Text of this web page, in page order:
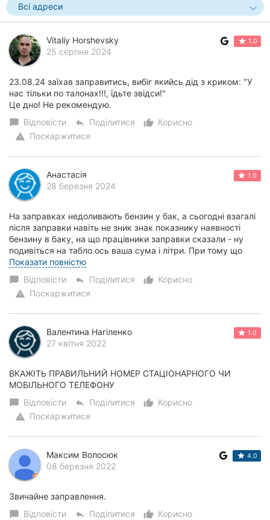
Всі адреси
Vitaliy Horshevsky
25 серпня 2024
1.0
23.08.24 заїхав заправитись, вибіг якийсь дід з криком: "У
нас тільки по талонах!!!, їдьте звідси!"
Це дно! Не рекомендую.
chat_bubble Відповісти reply Поділитися thumb_up_alt
Корисно
warning Поскаржитися
Анастасія
28 березня 2024
1.0
На заправках недоливають бензин у бак, а сьогодні взагалі
після заправки навіть не зник знак показнику наявності
бензину в баку, на що працівники заправки сказали - ну
подивіться на табло ось ваша сума і літри. При тому що
чоловік який заливав бензин...
Показати повністю
chat_bubble Відповісти reply Поділитися thumb_up_alt
Корисно
warning Поскаржитися
Валентина Нагіленко
27 квітня 2022
1.0
ВКАЖІТЬ ПРАВИЛЬНИЙ НОМЕР СТАЦІОНАРНОГО ЧИ
МОБІЛЬНОГО ТЕЛЕФОНУ
chat_bubble Відповісти reply Поділитися thumb_up_alt
Корисно
warning Поскаржитися
Максим Волосюк
08 березня 2022
4.0
Звичайне заправлення.
chat_bubble Відповісти reply Поділитися thumb_up_alt
Корисно